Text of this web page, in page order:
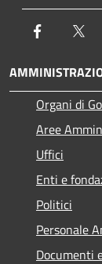
Facebook
Organi di
Aree
Uffici
Enti e
Politici
Personale
Documenti